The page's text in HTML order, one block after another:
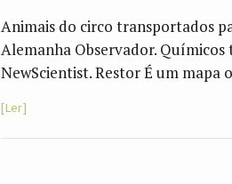
Animais do circo transportados
Alemanha Observador.
NewScientist. Restor É um mapa
Ler